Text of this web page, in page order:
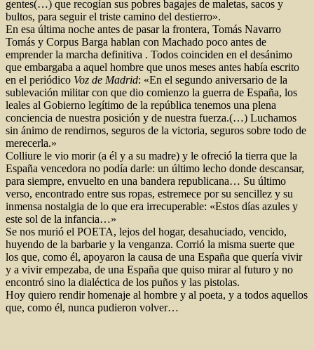
gentes(…) que recogían sus pobres bagajes de maletas, sacos y
bultos, para seguir el triste camino del destierro».
En esa última noche antes de pasar la frontera, Tomás Navarro
Tomás y Corpus Barga hablan con Machado poco antes de
emprender la marcha definitiva . Todos coinciden en el desánimo
que embargaba a aquel hombre que unos meses antes había escrito
en el periódico Voz de Madrid: «En el segundo aniversario de la
sublevación militar con que dio comienzo la guerra de España, los
leales al Gobierno legítimo de la república tenemos una plena
conciencia de nuestra posición y de nuestra fuerza.(…) Luchamos
sin ánimo de rendirnos, seguros de la victoria, seguros sobre todo de
merecerla.»
Colliure le vio morir (a él y a su madre) y le ofreció la tierra que la
España vencedora no podía darle: un último lecho donde descansar,
para siempre, envuelto en una bandera republicana… Su último
verso, encontrado entre sus ropas, estremece por su sencillez y su
inmensa nostalgia de lo que era irrecuperable: «Estos días azules y
este sol de la infancia…»
Se nos murió el POETA, lejos del hogar, desahuciado, vencido,
huyendo de la barbarie y la venganza. Corrió la misma suerte que
los que, como él, apoyaron la causa de una España que quería vivir
y a vivir empezaba, de una España que quiso mirar al futuro y no
encontró sino la dialéctica de los puños y las pistolas.
Hoy quiero rendir homenaje al hombre y al poeta, y a todos aquellos
que, como él, nunca pudieron volver…